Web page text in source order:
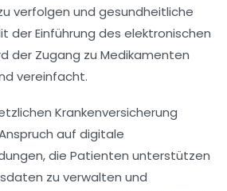
verfolgen und gesundheitliche
der Einführung des elektronischen
der Zugang zu Medikamenten
vereinfacht.
Krankenversicherung
auf digitale
, die Patienten unterstützen
zu verwalten und